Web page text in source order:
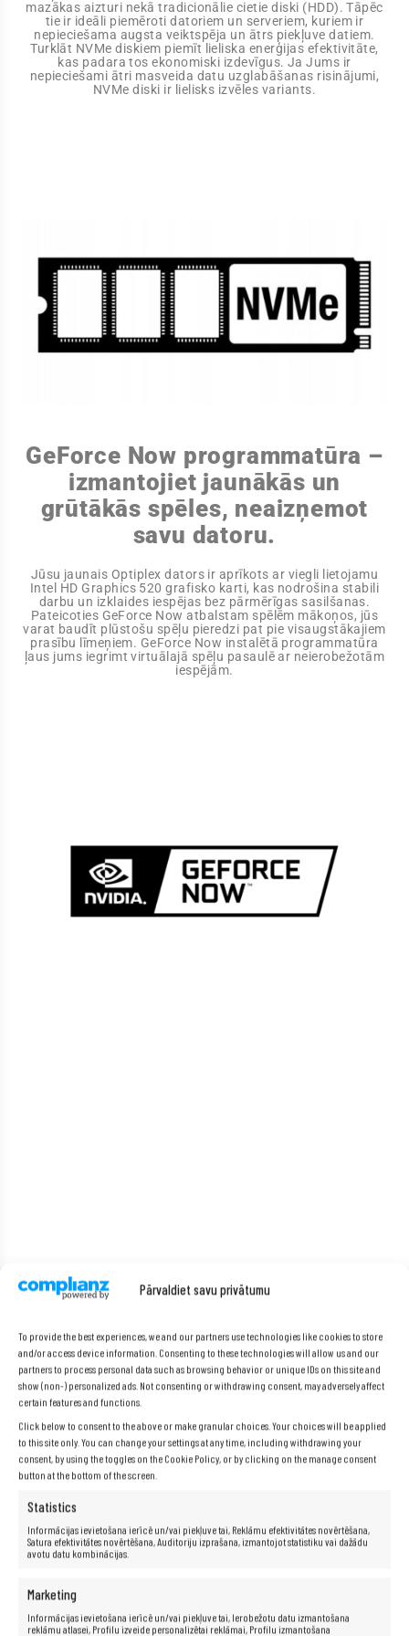
Pārvaldiet savu privātumu
To provide the best experiences, we and our partners use technologies like cookies to store
and/or access device information. Consenting to these technologies will allow us and our
partners to process personal data such as browsing behavior or unique IDs on this site and
show (non-) personalized ads. Not consenting or withdrawing consent, may adversely affect
certain features and functions.
Click below to consent to the above or make granular choices. Your choices will be applied
to this site only. You can change your settings at any time, including withdrawing your
consent, by using the toggles on the Cookie Policy, or by clicking on the manage consent
button at the bottom of the screen.
Statistics
Informācijas ievietošana ierīcē un/vai piekļuve tai, Reklāmu efektivitātes novērtēšana,
Satura efektivitātes novērtēšana, Auditoriju izprašana, izmantojot statistiku vai dažādu
avotu datu kombinācijas.
Marketing
Informācijas ievietošana ierīcē un/vai piekļuve tai, Ierobežotu datu izmantošana
reklāmu atlasei, Profilu izveide personalizētai reklāmai, Profilu izmantošana
mazākas aizturi nekā tradicionālie cietie diski (HDD). Tāpēc
tie ir ideāli piemēroti datoriem un serveriem, kuriem ir
nepieciešama augsta veiktspēja un ātrs piekļuve datiem.
Turklāt NVMe diskiem piemīt lieliska enerģijas efektivitāte,
kas padara tos ekonomiski izdevīgus. Ja Jums ir
nepieciešami ātri masveida datu uzglabāšanas risinājumi,
NVMe diski ir lielisks izvēles variants.
GeForce Now programmatūra –
izmantojiet jaunākās un
grūtākās spēles, neaizņemot
savu datoru.
Jūsu jaunais Optiplex dators ir aprīkots ar viegli lietojamu
Intel HD Graphics 520 grafisko karti, kas nodrošina stabili
darbu un izklaides iespējas bez pārmērīgas sasilšanas.
Pateicoties GeForce Now atbalstam spēlēm mākoņos, jūs
varat baudīt plūstošu spēļu pieredzi pat pie visaugstākajiem
prasību līmeņiem. GeForce Now instalētā programmatūra
ļaus jums iegrimt virtuālajā spēļu pasaulē ar neierobežotām
iespējām.
Uzstādīts biroja komplekts
OpenOffice ir bezmaksas un atvērts biroja programmu